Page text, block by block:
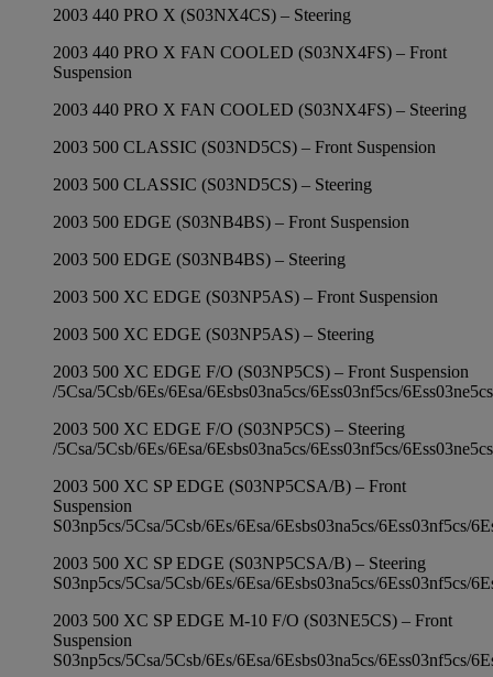
2003 440 PRO X (S03NX4CS) – Steering
2003 440 PRO X FAN COOLED (S03NX4FS) – Front
Suspension
2003 440 PRO X FAN COOLED (S03NX4FS) – Steering
2003 500 CLASSIC (S03ND5CS) – Front Suspension
2003 500 CLASSIC (S03ND5CS) – Steering
2003 500 EDGE (S03NB4BS) – Front Suspension
2003 500 EDGE (S03NB4BS) – Steering
2003 500 XC EDGE (S03NP5AS) – Front Suspension
2003 500 XC EDGE (S03NP5AS) – Steering
2003 500 XC EDGE F/O (S03NP5CS) – Front Suspension
/5Csa/5Csb/6Es/6Esa/6Esbs03na5cs/6Ess03nf5cs/
2003 500 XC EDGE F/O (S03NP5CS) – Steering
/5Csa/5Csb/6Es/6Esa/6Esbs03na5cs/6Ess03nf5cs/
2003 500 XC SP EDGE (S03NP5CSA/B) – Front
Suspension
S03np5cs/5Csa/5Csb/6Es/6Esa/6Esbs03na5cs/6Ess03nf5cs/
2003 500 XC SP EDGE (S03NP5CSA/B) – Steering
S03np5cs/5Csa/5Csb/6Es/6Esa/6Esbs03na5cs/6Ess03nf5cs/
2003 500 XC SP EDGE M-10 F/O (S03NE5CS) – Front
Suspension
S03np5cs/5Csa/5Csb/6Es/6Esa/6Esbs03na5cs/6Ess03nf5cs/